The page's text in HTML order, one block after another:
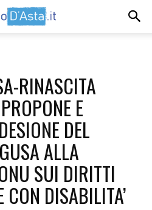
RINASCITA
E
DEL
ALLA
SUI DIRITTI
CON DISABILITA’